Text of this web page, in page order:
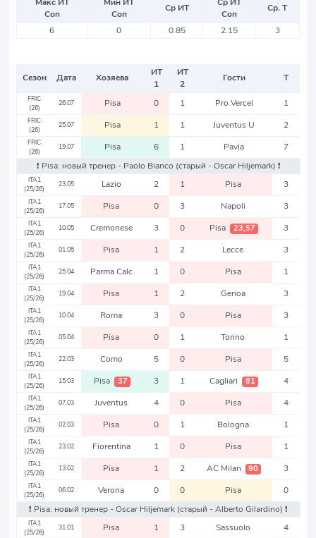
Макс ИТ
Соп
Мин ИТ
Соп
Ср ИТ
Ср ИТ
Соп
Ср. Т
6
0 0.85 2.15 3
Сезон Дата Хозяева
ИТ
1
ИТ
2
Гости Т
FRIC
(26)
26.07 Pisa 0 1 Pro Vercel 1
FRIC
(26)
25.07 Pisa 1 1 Juventus U 2
FRIC
(26)
19.07 Pisa 6 1 Pavia
7
❗️ Pisa: новый тренер - Paolo Bianco (старый - Oscar Hiljemark) ❗️
ITA1
(25/26)
23.05 Lazio 2 1 Pisa 3
ITA1
(25/26)
17.05 Pisa 0 3 Napoli 3
ITA1
(25/26)
10.05 Cremonese 3 0 Pisa 23,57 3
ITA1
(25/26)
01.05 Pisa 1 2 Lecce 3
ITA1
(25/26)
25.04 Parma Calc 1 0 Pisa 1
ITA1
(25/26)
19.04 Pisa 1 2 Genoa 3
ITA1
(25/26)
10.04 Roma 3 0 Pisa 3
ITA1
(25/26)
05.04 Pisa 0 1 Torino 1
ITA1
(25/26)
22.03 Como 5 0 Pisa 5
ITA1
(25/26)
15.03 Pisa 37 3 1 Cagliari 81 4
ITA1
(25/26)
07.03 Juventus 4 0 Pisa 4
ITA1
(25/26)
02.03 Pisa 0 1 Bologna 1
ITA1
(25/26)
23.02 Fiorentina 1 0 Pisa 1
ITA1
(25/26)
13.02 Pisa 1 2 AC Milan 90 3
ITA1
(25/26)
06.02 Verona 0 0 Pisa
0
❗️ Pisa: новый тренер - Oscar Hiljemark (старый - Alberto Gilardino) ❗️
ITA1
(25/26)
31.01 Pisa 1 3 Sassuolo 4